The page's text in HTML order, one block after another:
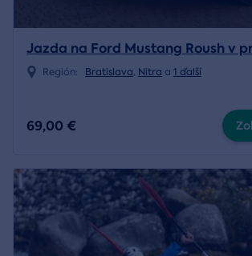
Jazda na Ford Mustang Roush v
Región: Bratislava, Nitra a 1 ďalší
69,00 €